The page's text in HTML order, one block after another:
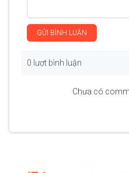
GỬI BÌNH LUẬN
0 lượt bình luận
Chưa có